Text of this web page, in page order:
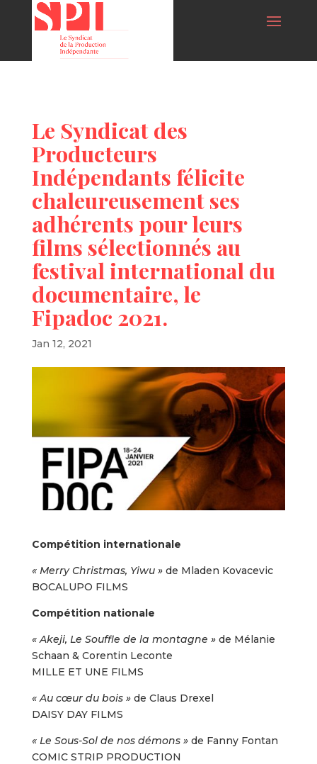
Le Syndicat des
Producteurs
Indépendants félicite
chaleureusement ses
adhérents pour leurs
films sélectionnés au
festival international du
documentaire, le
Fipadoc 2021.
Jan 12, 2021
Compétition internationale
« Merry Christmas, Yiwu » de Mladen Kovacevic
BOCALUPO FILMS
Compétition nationale
« Akeji, Le Souffle de la montagne » de Mélanie
Schaan & Corentin Leconte
MILLE ET UNE FILMS
« Au cœur du bois »de Claus Drexel
DAISY DAY FILMS
« Le Sous-Sol de nos démons »de Fanny Fontan
COMIC STRIP PRODUCTION